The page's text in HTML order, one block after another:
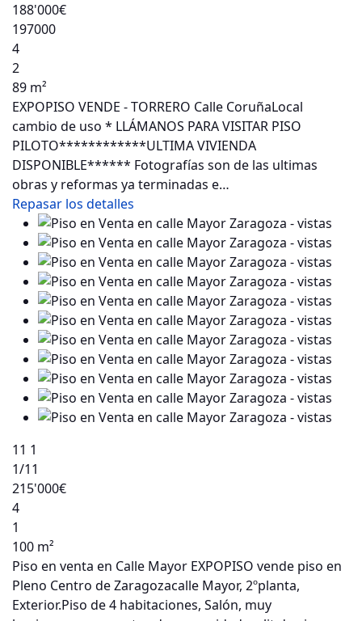
188'000€
197000
4
2
89 m²
EXPOPISO VENDE - TORRERO Calle CoruñaLocal
cambio de uso * LLÁMANOS PARA VISITAR PISO
PILOTO************ULTIMA VIVIENDA
DISPONIBLE****** Fotografías son de las ultimas
obras y reformas ya terminadas e…
Repasar los detalles
11 1
1/11
215'000€
4
1
100 m²
Piso en venta en Calle Mayor EXPOPISO vende piso en
Pleno Centro de Zaragozacalle Mayor, 2ºplanta,
Exterior.Piso de 4 habitaciones, Salón, muy